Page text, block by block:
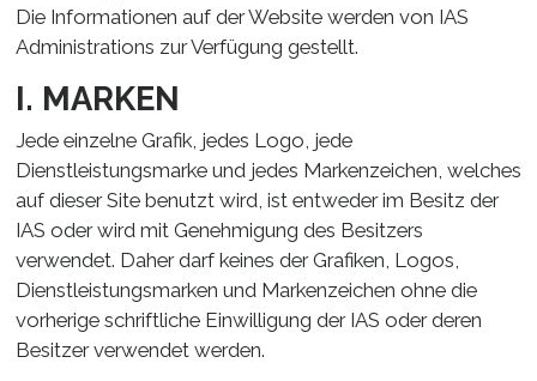
Die Informationen auf der Website werden von IAS
Administrations zur Verfügung gestellt.
I. MARKEN
Jede einzelne Grafik, jedes Logo, jede
Dienstleistungsmarke und jedes Markenzeichen, welches
auf dieser Site benutzt wird, ist entweder im Besitz der
IAS oder wird mit Genehmigung des Besitzers
verwendet. Daher darf keines der Grafiken, Logos,
Dienstleistungsmarken und Markenzeichen ohne die
vorherige schriftliche Einwilligung der IAS oder deren
Besitzer verwendet werden.